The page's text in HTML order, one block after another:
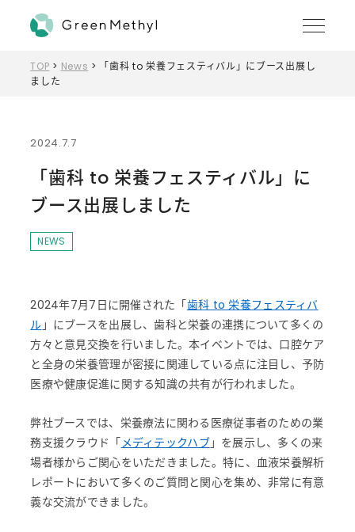
MENU
TOP > News >
「歯科 to 栄養フェスティバル」にブース出展し
ました
2024.7.7
「歯科 to 栄養フェスティバル」に
ブース出展しました
NEWS
2024年7月7日に開催された「歯科 to 栄養フェスティバ
ル 」にブースを出展し、歯科と栄養の連携について多くの
方々と意見交換を行いました。本イベントでは、口腔ケア
と全身の栄養管理が密接に関連している点に注目し、予防
医療や健康促進に関する知識の共有が行われました。
弊社ブースでは、栄養療法に関わる医療従事者のための業
務支援クラウド「メディテックハブ」を展示し、多くの来
場者様からご関心をいただきました。特に、血液栄養解析
レポートにおいて多くのご質問と関心を集め、非常に有意
義な交流ができました。